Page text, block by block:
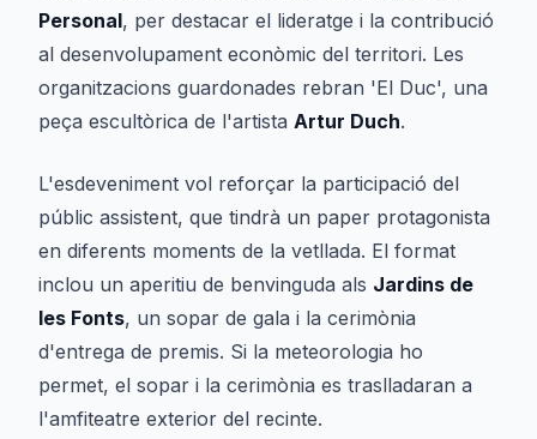
Personal, per destacar el lideratge i la contribució
al desenvolupament econòmic del territori. Les
organitzacions guardonades rebran 'El Duc', una
peça escultòrica de l'artista Artur Duch.
L'esdeveniment vol reforçar la participació del
públic assistent, que tindrà un paper protagonista
en diferents moments de la vetllada. El format
inclou un aperitiu de benvinguda als Jardins de
les Fonts, un sopar de gala i la cerimònia
d'entrega de premis. Si la meteorologia ho
permet, el sopar i la cerimònia es traslladaran a
l'amfiteatre exterior del recinte.